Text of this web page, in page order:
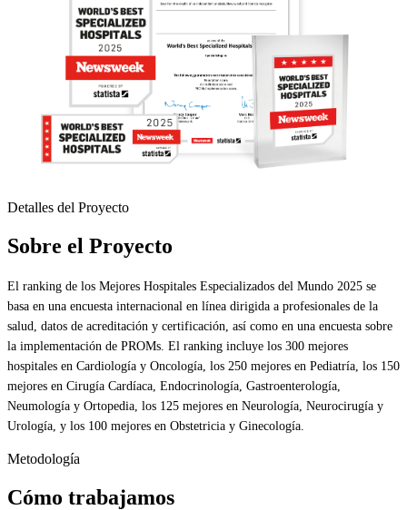
Detalles del Proyecto
Sobre el Proyecto
El ranking de los Mejores Hospitales Especializados del Mundo 2025 se
basa en una encuesta internacional en línea dirigida a profesionales de la
salud, datos de acreditación y certificación, así como en una encuesta sobre
la implementación de PROMs. El ranking incluye los 300 mejores
hospitales en Cardiología y Oncología, los 250 mejores en Pediatría, los 150
mejores en Cirugía Cardíaca, Endocrinología, Gastroenterología,
Neumología y Ortopedia, los 125 mejores en Neurología, Neurocirugía y
Urología, y los 100 mejores en Obstetricia y Ginecología.
Metodología
Cómo trabajamos